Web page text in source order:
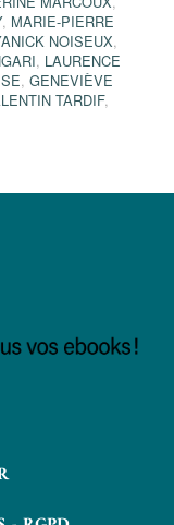
, MARIE-PIERRE
NOISEUX,
, LAURENCE
, GENEVIÈVE
TARDIF,